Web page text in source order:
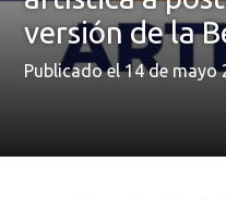
versión de la
Publicado el 14 de mayo